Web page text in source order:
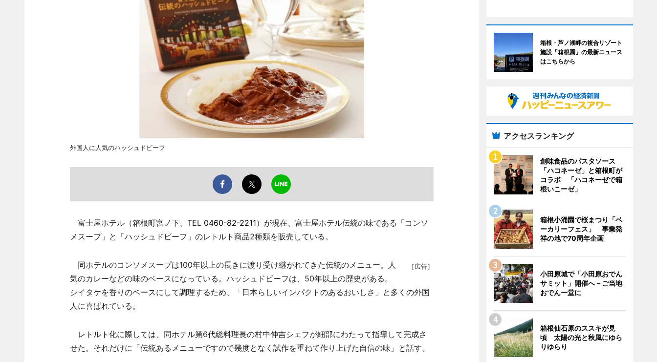
外国人に人気のハッシュドビーフ
富士屋ホテル（箱根町宮ノ下、TEL 0460-82-2211）が現在、富士屋ホテル伝統の味である「コンソ
メスープ」と「ハッシュドビーフ」のレトルト商品2種類を販売している。
［広告］
同ホテルのコンソメスープは100年以上の長きに渡り受け継がれてきた伝統のメニュー。人
気のカレーなどの味のベースになっている。ハッシュドビーフは、50年以上の歴史がある。
シイタケを香りのベースにして調理するため、「日本らしいインパクトのあるおいしさ」と多くの外国
人に喜ばれている。
レトルト化に際しては、同ホテル第6代総料理長の村中伸吉シェフが細部にわたって指導して完成さ
せた。それだけに「伝統あるメニューですので幾度となく試作を重ねて作り上げた自信の味」と話す。
箱根・芦ノ湖畔の複合リゾート
施設「箱根園」の最新ニュース
はこちらから
アクセスランキング
創味食品のパスタソース
「ハコネーゼ」と箱根町が
コラボ 「ハコネーゼで箱
根いこーゼ」
箱根小涌園で桜まつり「ベ
ーカリーフェス」 事業発
祥の地で70周年企画
小田原城で「小田原おでん
サミット」開催へ－ご当地
おでん一堂に
箱根仙石原のススキが見
頃 太陽の光と秋風にゆら
りゆらり